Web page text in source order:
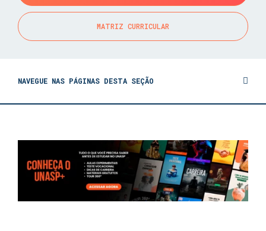
MATRIZ CURRICULAR
NAVEGUE NAS PÁGINAS DESTA SEÇÃO